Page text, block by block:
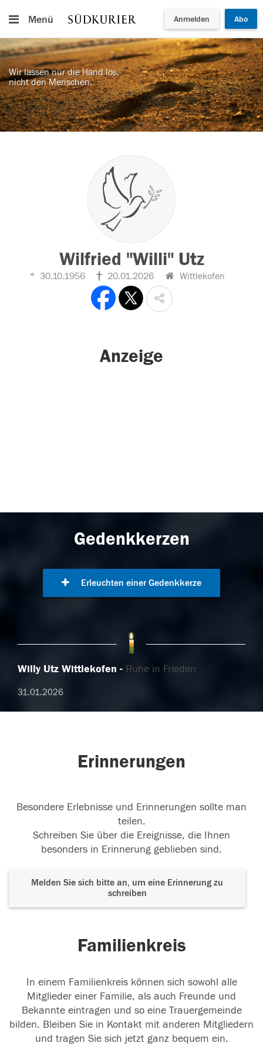
Menü Anmelden Abo
Wir lassen nur die Hand los,
nicht den Menschen.
Wilfried "Willi" Utz
30.10.1956 20.01.2026 Wittlekofen
Anzeige
Gedenkkerzen
Erleuchten einer Gedenkkerze
Willy Utz Wittlekofen Ruhe in Frieden
31.01.2026
Erinnerungen
Besondere Erlebnisse und Erinnerungen sollte man
teilen.
Schreiben Sie über die Ereignisse, die Ihnen
besonders in Erinnerung geblieben sind.
Melden Sie sich bitte an, um eine Erinnerung zu
schreiben
Familienkreis
In einem Familienkreis können sich sowohl alle
Mitglieder einer Familie, als auch Freunde und
Bekannte eintragen und so eine Trauergemeinde
bilden. Bleiben Sie in Kontakt mit anderen Mitgliedern
und tragen Sie sich jetzt ganz bequem ein.